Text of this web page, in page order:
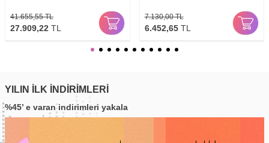
41.655,55TL
27.909,22 TL
7.130,00TL
6.452,65TL
YILIN İLK İNDİRİMLERİ
%45’ e varan indirimleri yakala